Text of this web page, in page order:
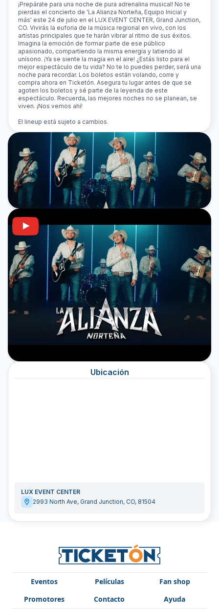
¡Prepárate para una noche de pura adrenalina musical! No te
pierdas el concierto de 'La Alianza Norteña, Equipo Inicial y
más' este 24 de julio en el LUX EVENT CENTER, Grand Junction,
CO. Vivirás la euforia de la música regional en vivo, con los
artistas principales que te harán vibrar al ritmo de sus éxitos.
Imagina la emoción de formar parte de ese público
apasionado, compartiendo la misma energía y latiendo al
unísono. ¡Ya se siente la magia en el aire! ¿Estás listo para el
mejor espectáculo de tu vida? No te lo puedes perder, será una
noche para recordar. Los boletos están volando, corre y
compra ahora en Ticketón. Asegura tu lugar antes de que se
agoten los boletos y sé parte de la leyenda de este
espectáculo. Recuerda, las mejores noches no se planean, se
viven. ¡Nos vemos ahí!
El lineup está sujeto a cambios.
Ubicación
LUX EVENT CENTER
2993 North Ave, Grand Junction, CO, 81504
Eventos Películas
Fan shop
Promotores
Contacto Ayuda